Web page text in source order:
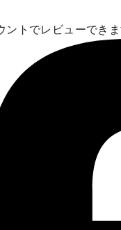
ントでレビューでき